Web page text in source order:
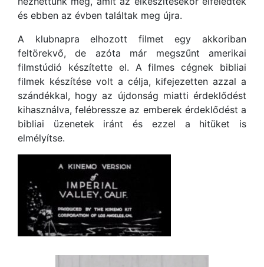
és ebben az évben találtak meg újra.
A klubnapra elhozott filmet egy akkoriban
feltörekvő, de azóta már megszűnt amerikai
filmstúdió készítette el. A filmes cégnek bibliai
filmek készítése volt a célja, kifejezetten azzal a
szándékkal, hogy az újdonság miatti érdeklődést
kihasználva, felébressze az emberek érdeklődést a
bibliai üzenetek iránt és ezzel a hitüket is
elmélyítse.